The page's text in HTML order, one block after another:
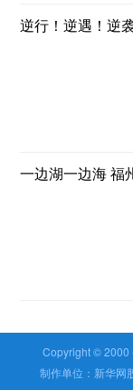
逆行！逆遇！逆
一边湖一边海 福
Copyright © 2000
制作单位：新华